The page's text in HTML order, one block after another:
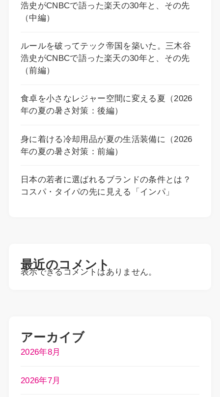
浩史がCNBCで語った楽天の30年と、その先
（中編）
ルールを破ってテック帝国を築いた。三木谷
浩史がCNBCで語った楽天の30年と、その先
（前編）
食卓を小さなレジャー空間に変える夏（2026
年の夏の暑さ対策：後編）
身に着ける冷却用品が夏の生活装備に（2026
年の夏の暑さ対策：前編）
日本の若者に選ばれるブランドの条件とは？
コスパ・タイパの先に見える「インパ」
最近のコメント
表示できるコメントはありません。
アーカイブ
2026年8月
2026年7月